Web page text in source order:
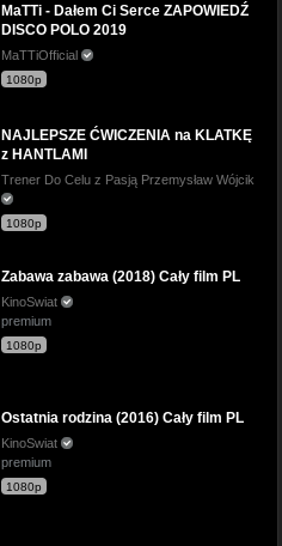
MaTTi - Dałem Ci Serce ZAPOWIEDŹ
DISCO POLO 2019
MaTTiOfficial
1080p
NAJLEPSZE ĆWICZENIA na KLATKĘ
z HANTLAMI
Trener Do Celu z Pasją Przemysław Wójcik
1080p
Zabawa zabawa (2018) Cały film PL
KinoSwiat
premium
1080p
Ostatnia rodzina (2016) Cały film PL
KinoSwiat
premium
1080p